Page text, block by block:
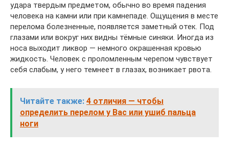
удара твердым предметом, обычно во время падения
человека на камни или при камнепаде. Ощущения в месте
перелома болезненные, появляется заметный отек. Под
глазами или вокруг них видны тёмные синяки. Иногда из
носа выходит ликвор — немного окрашенная кровью
жидкость. Человек с проломленным черепом чувствует
себя слабым, у него темнеет в глазах, возникает рвота.
Читайте также: 4 отличия — чтобы
определить перелом у Вас или ушиб пальца
ноги